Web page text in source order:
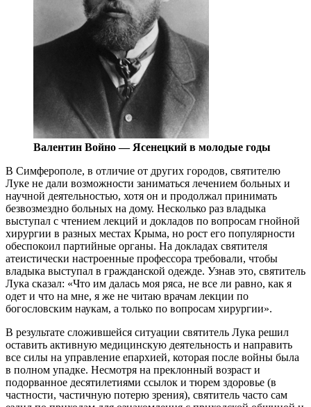
Валентин Войно — Ясенецкий в молодые годы
В Симферополе, в отличие от других городов, святителю
Луке не дали возможности заниматься лечением больных и
научной деятельностью, хотя он и продолжал принимать
безвозмездно больных на дому. Несколько раз владыка
выступал с чтением лекций и докладов по вопросам гнойной
хирургии в разных местах Крыма, но рост его популярности
обеспокоил партийные органы. На докладах святителя
атеистически настроенные профессора требовали, чтобы
владыка выступал в гражданской одежде. Узнав это, святитель
Лука сказал: «Что им далась моя ряса, не все ли равно, как я
одет и что на мне, я же не читаю врачам лекции по
богословским наукам, а только по вопросам хирургии».
В результате сложившейся ситуации святитель Лука решил
оставить активную медицинскую деятельность и направить
все силы на управление епархией, которая после войны была
в полном упадке. Несмотря на преклонный возраст и
подорванное десятилетиями ссылок и тюрем здоровье (в
частности, частичную потерю зрения), святитель часто сам